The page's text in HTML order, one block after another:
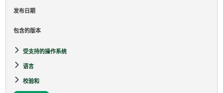
发布日期
包含的版本
受支持的操作系统
语言
校验和